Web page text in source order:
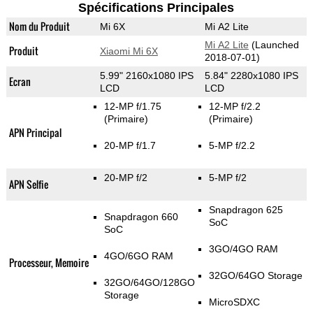
Spécifications Principales
Nom du Produit Mi 6X Mi A2 Lite
Produit Xiaomi Mi 6X
Mi A2 Lite (Launched
2018-07-01)
Ecran
5.99" 2160x1080 IPS
LCD
5.84" 2280x1080 IPS
LCD
APN Principal
12-MP f/1.75
(Primaire)
20-MP f/1.7
12-MP f/2.2
(Primaire)
5-MP f/2.2
APN Selfie 20-MP f/2 5-MP f/2
Processeur, Memoire
Snapdragon 660
SoC
4GO/6GO RAM
32GO/64GO/128GO
Storage
Snapdragon 625
SoC
3GO/4GO RAM
32GO/64GO Storage
MicroSDXC